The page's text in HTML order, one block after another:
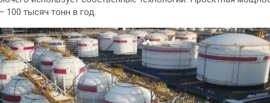
100 тысяч тонн в год.